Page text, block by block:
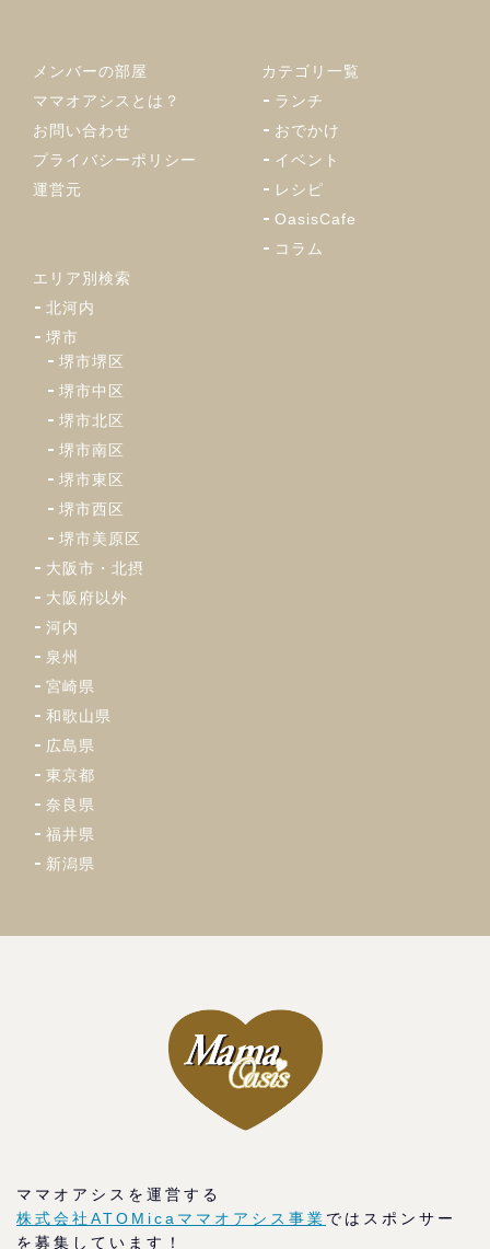
メンバーの部屋
ママオアシスとは？
お問い合わせ
プライバシーポリシー
運営元
カテゴリ一覧
ランチ
おでかけ
イベント
レシピ
OasisCafe
コラム
エリア別検索
北河内
堺市
堺市堺区
堺市中区
堺市北区
堺市南区
堺市東区
堺市西区
堺市美原区
大阪市・北摂
大阪府以外
河内
泉州
宮崎県
和歌山県
広島県
東京都
奈良県
福井県
新潟県
ママオアシスを運営する
株式会社ATOMicaママオアシス事業 ではスポンサー
を募集しています！